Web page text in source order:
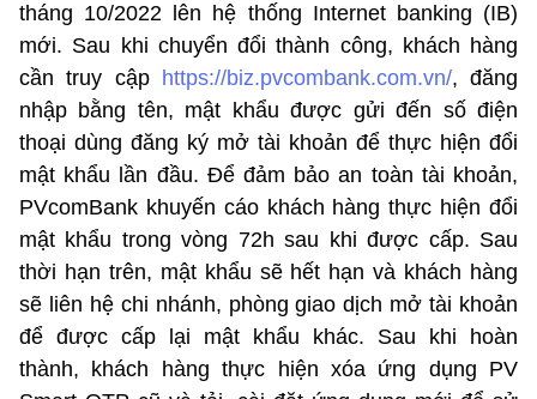
tháng 10/2022 lên hệ thống Internet banking (IB)
mới. Sau khi chuyển đổi thành công, khách hàng
cần truy cập https://biz.pvcombank.com.vn/, đăng
nhập bằng tên, mật khẩu được gửi đến số điện
thoại dùng đăng ký mở tài khoản để thực hiện đổi
mật khẩu lần đầu. Để đảm bảo an toàn tài khoản,
PVcomBank khuyến cáo khách hàng thực hiện đổi
mật khẩu trong vòng 72h sau khi được cấp. Sau
thời hạn trên, mật khẩu sẽ hết hạn và khách hàng
sẽ liên hệ chi nhánh, phòng giao dịch mở tài khoản
để được cấp lại mật khẩu khác. Sau khi hoàn
thành, khách hàng thực hiện xóa ứng dụng PV